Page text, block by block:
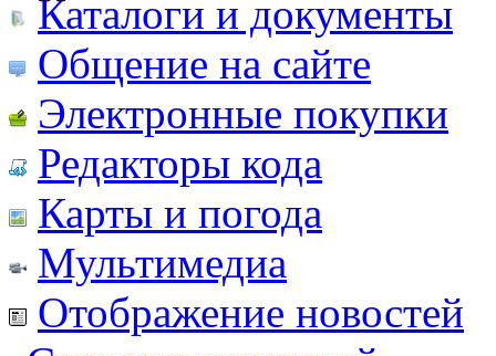
Каталоги и документы
Общение на сайте
Электронные покупки
Редакторы кода
Карты и погода
Мультимедиа
Отображение новостей